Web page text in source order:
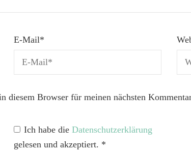
E-Mail*
diesem Browser für meinen nächsten
Ich habe die Datenschutzerklärung
gelesen und akzeptiert. *